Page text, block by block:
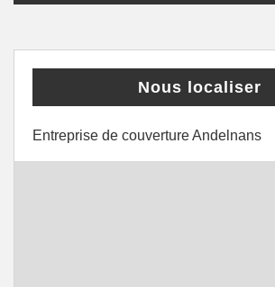
Nous localiser
Entreprise de couverture Andelnans